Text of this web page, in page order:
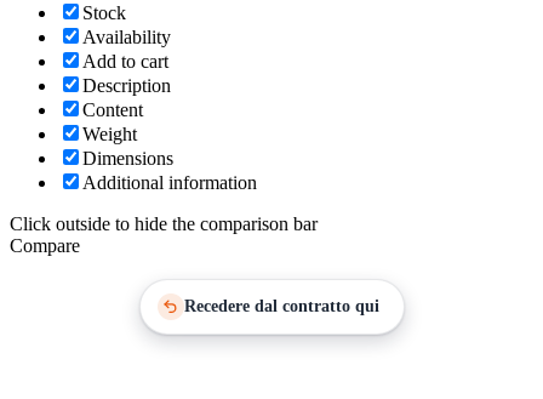
Stock
Availability
Add to cart
Description
Content
Weight
Dimensions
Additional information
Click outside to hide the comparison bar
Compare
Recedere dal contratto qui